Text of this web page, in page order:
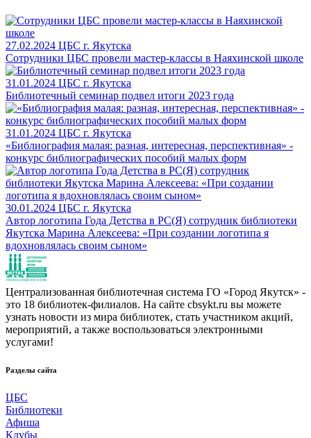
27.02.2024 ЦБС г. Якутска
Сотрудники ЦБС провели мастер-классы в Наяхинской школе
31.01.2024 ЦБС г. Якутска
Библиотечный семинар подвел итоги 2023 года
31.01.2024 ЦБС г. Якутска
«Библиография малая: разная, интересная, перспективная» -
конкурс библиографических пособий малых форм
30.01.2024 ЦБС г. Якутска
Автор логотипа Года Детства в РС(Я) сотрудник библиотеки
Якутска Марина Алексеева: «При создании логотипа я
вдохновлялась своим сыном»
Централизованная библиотечная система ГО «Город Якутск» -
это 18 библиотек-филиалов. На сайте cbsykt.ru вы можете
узнать новости из мира библиотек, стать участником акций,
мероприятий, а также воспользоваться электронными
услугами!
Разделы сайта
ЦБС
Библиотеки
Афиша
Клубы